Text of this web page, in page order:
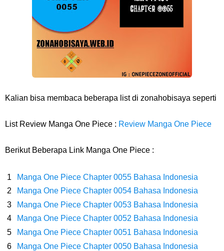
Profil Anwar Hafid, Politisi Yang Mernjadi Gubernur Provinsi Sulawesi
Tengah
Resep Pesmol Ikan Mas, Makanan Khas Sunda Dengan Rasa Yang
Caranya Disini
7 Fakta Elbaph One Piece, Menjadi Tempat Yang Sangat Ingin
Dikunjungi Usopp
Kalian bisa membaca beberapa list di zonahobisaya seperti
List Review Manga One Piece : Review Manga One Piece
Berikut Beberapa Link Manga One Piece :
Manga One Piece Chapter 0055 Bahasa Indonesia
Manga One Piece Chapter 0054 Bahasa Indonesia
Manga One Piece Chapter 0053 Bahasa Indonesia
Manga One Piece Chapter 0052 Bahasa Indonesia
Manga One Piece Chapter 0051 Bahasa Indonesia
Manga One Piece Chapter 0050 Bahasa Indonesia